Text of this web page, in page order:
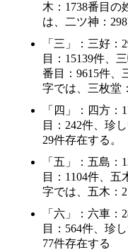
木：1738番目の
は、二ツ神：
「三」：三好：
目：15139件、
番目：9615件、
字では、三枚堂
「四」：四方：
目：242件、珍
29件存在する。
「五」：五島：
目：1104件、五
字では、五木：
「六」：六車：
目：564件、珍
77件存在する